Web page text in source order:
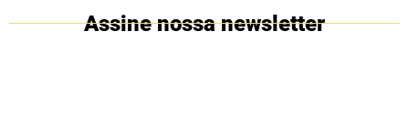
Assine nossa newsletter